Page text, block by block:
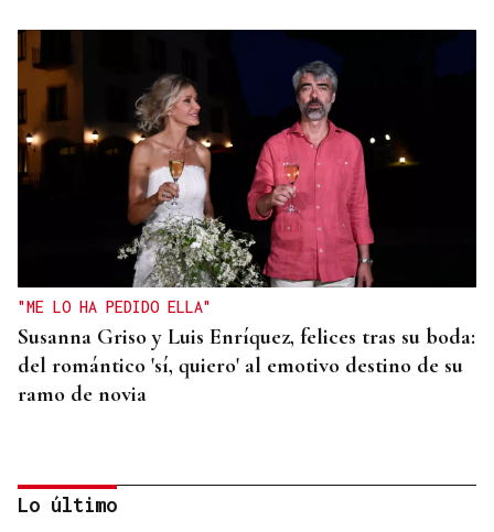
"ME LO HA PEDIDO ELLA"
Susanna Griso y Luis Enríquez, felices tras su boda:
del romántico 'sí, quiero' al emotivo destino de su
ramo de novia
Lo último